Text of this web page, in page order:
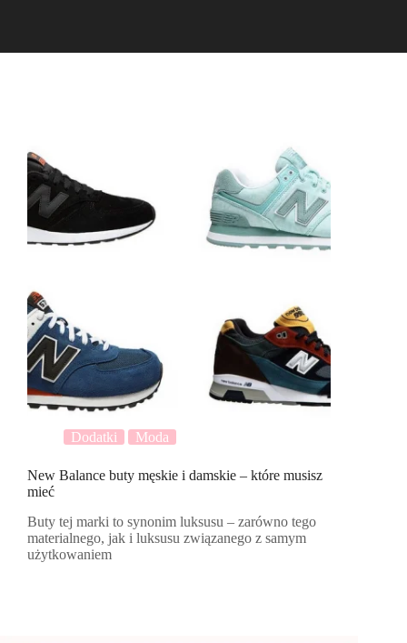
Dodatki Moda
New Balance buty męskie i damskie – które musisz
mieć
Buty tej marki to synonim luksusu – zarówno tego
materialnego, jak i luksusu związanego z samym
użytkowaniem